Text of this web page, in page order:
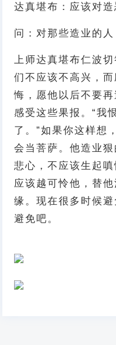
达真堪布：应该对
问：对那些造业的
上师达真堪布仁波
们不应该不高兴，
悔，愿他以后不要
感受这些果报。“我
了。”如果你这样想
会当菩萨。他造业
悲心，不应该生起
应该越可怜他，替
缘。现在很多时候
避免吧。